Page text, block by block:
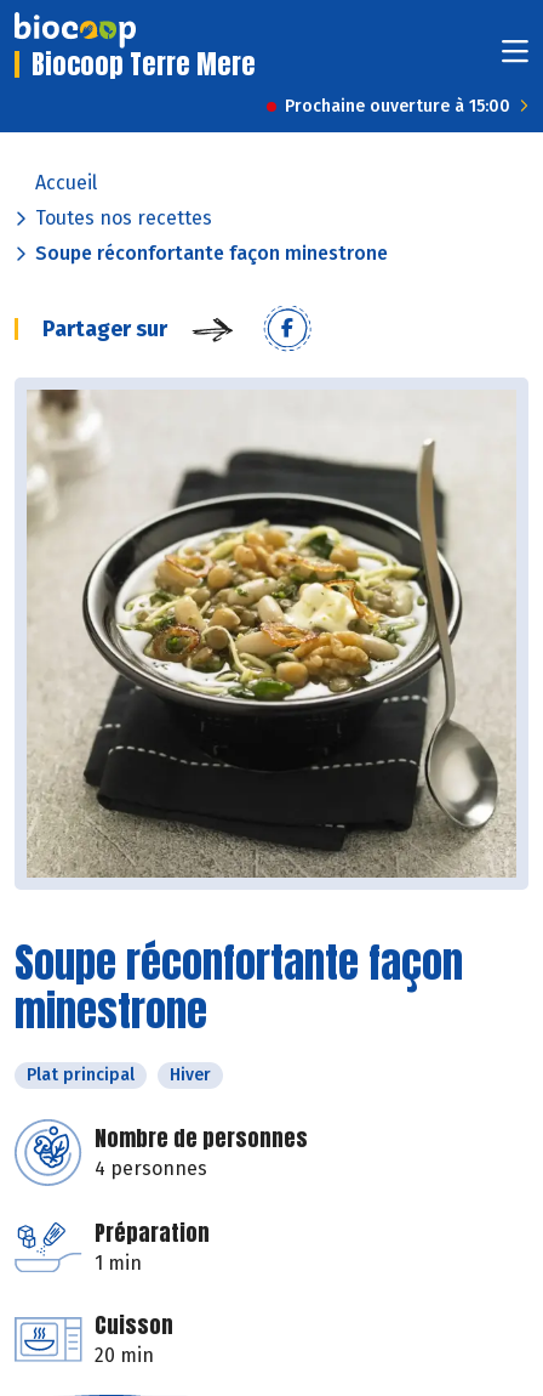
Biocoop Terre Mere
Prochaine ouverture à 15:00
Accueil
Toutes nos recettes
Soupe réconfortante façon minestrone
Partager sur
Soupe réconfortante façon
minestrone
Plat principal Hiver
Nombre de personnes
4 personnes
Préparation
1 min
Cuisson
20 min